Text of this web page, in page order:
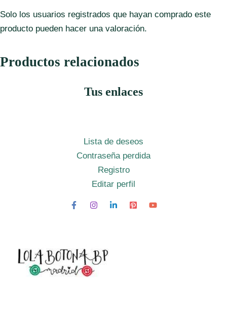
Solo los usuarios registrados que hayan comprado este
producto pueden hacer una valoración.
Productos relacionados
Tus enlaces
Lista de deseos
Contraseña perdida
Registro
Editar perfil